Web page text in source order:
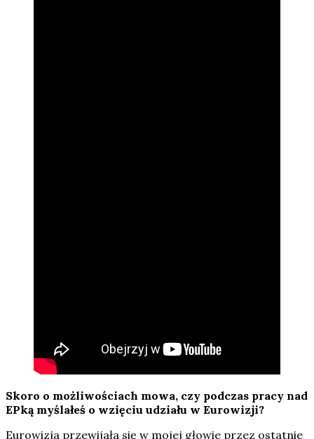
Skoro o możliwościach mowa, czy podczas pracy nad
EPką myślałeś o wzięciu udziału w Eurowizji?
Eurowizja przewijała się w mojej głowie przez ostatnie